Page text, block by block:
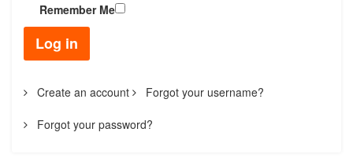
Remember Me
Log in
Create an account Forgot your username?
Forgot your password?